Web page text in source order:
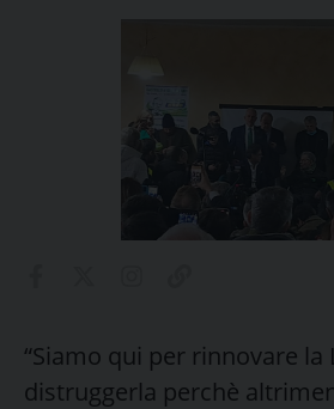
“Siamo qui per rinnovare la
distruggerla perchè